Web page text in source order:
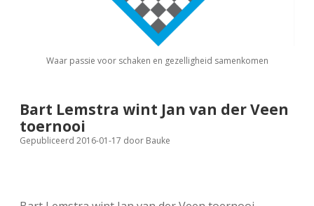
KNSB: Schaakwoude I
KNSB: Schaakwoude II
FSB: Schaakwoude I
FSB: Schaakwoude II
Jeugdschaken
Eregalerij
Agenda
Koppelingen
Waar passie voor schaken en gezelligheid samenkomen
Bart Lemstra wint Jan van der Veen
toernooi
Gepubliceerd 2016-01-17 door Bauke